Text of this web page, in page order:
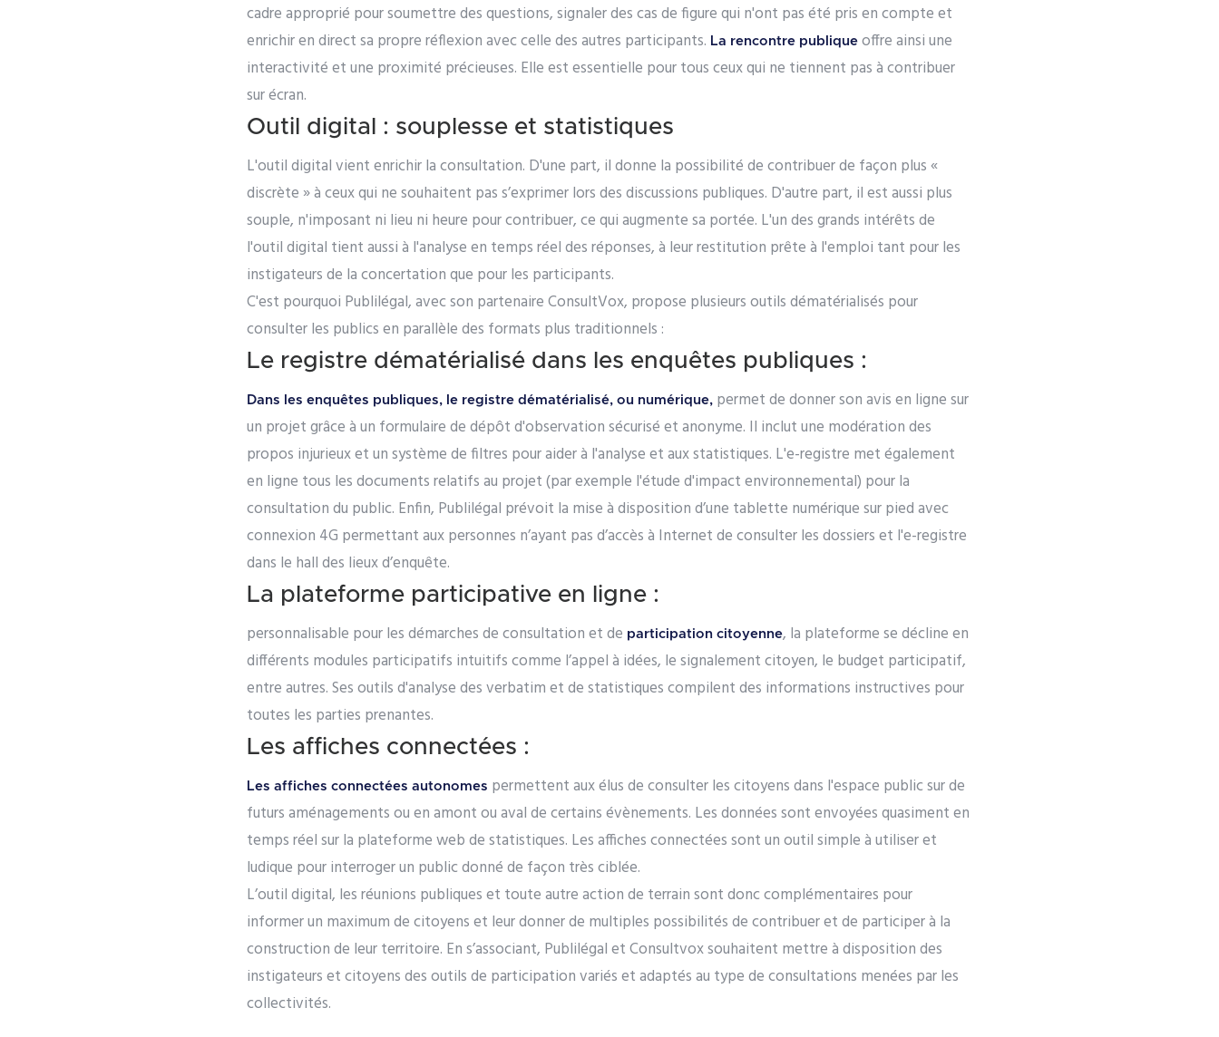
cadre approprié pour soumettre des questions, signaler des cas de figure qui n'ont pas été pris en compte et
enrichir en direct sa propre réflexion avec celle des autres participants. La rencontre publique offre ainsi une
interactivité et une proximité précieuses. Elle est essentielle pour tous ceux qui ne tiennent pas à contribuer
sur écran.
Outil digital : souplesse et statistiques
L'outil digital vient enrichir la consultation. D'une part, il donne la possibilité de contribuer de façon plus «
discrète » à ceux qui ne souhaitent pas s’exprimer lors des discussions publiques. D'autre part, il est aussi plus
souple, n'imposant ni lieu ni heure pour contribuer, ce qui augmente sa portée. L'un des grands intérêts de
l'outil digital tient aussi à l'analyse en temps réel des réponses, à leur restitution prête à l'emploi tant pour les
instigateurs de la concertation que pour les participants.
C'est pourquoi Publilégal, avec son partenaire ConsultVox, propose plusieurs outils dématérialisés pour
consulter les publics en parallèle des formats plus traditionnels :
Le registre dématérialisé dans les enquêtes publiques :
Dans les enquêtes publiques, le registre dématérialisé, ou numérique, permet de donner son avis en ligne sur
un projet grâce à un formulaire de dépôt d'observation sécurisé et anonyme. Il inclut une modération des
propos injurieux et un système de filtres pour aider à l'analyse et aux statistiques. L'e-registre met également
en ligne tous les documents relatifs au projet (par exemple l'étude d'impact environnemental) pour la
consultation du public. Enfin, Publilégal prévoit la mise à disposition d’une tablette numérique sur pied avec
connexion 4G permettant aux personnes n’ayant pas d’accès à Internet de consulter les dossiers et l'e-registre
dans le hall des lieux d’enquête.
La plateforme participative en ligne :
personnalisable pour les démarches de consultation et de participation citoyenne, la plateforme se décline en
différents modules participatifs intuitifs comme l’appel à idées, le signalement citoyen, le budget participatif,
entre autres. Ses outils d'analyse des verbatim et de statistiques compilent des informations instructives pour
toutes les parties prenantes.
Les affiches connectées :
Les affiches connectées autonomes permettent aux élus de consulter les citoyens dans l'espace public sur de
futurs aménagements ou en amont ou aval de certains évènements. Les données sont envoyées quasiment en
temps réel sur la plateforme web de statistiques. Les affiches connectées sont un outil simple à utiliser et
ludique pour interroger un public donné de façon très ciblée.
L’outil digital, les réunions publiques et toute autre action de terrain sont donc complémentaires pour
informer un maximum de citoyens et leur donner de multiples possibilités de contribuer et de participer à la
construction de leur territoire. En s’associant, Publilégal et Consultvox souhaitent mettre à disposition des
instigateurs et citoyens des outils de participation variés et adaptés au type de consultations menées par les
collectivités.